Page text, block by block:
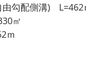
側溝)　L=462
㎡